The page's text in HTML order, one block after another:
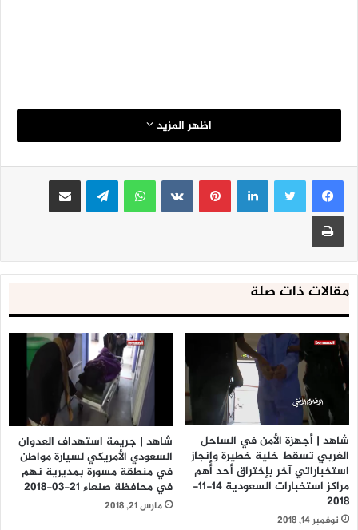
اظهر المزيد
لينكدإنبينتيريست واتساب تيلقرام مشاركة عبر البريد
طباعة
مقالات ذات صلة
شاهد | أجهزة الأمن في الساحل
الغربي تسقط خلية خطيرة وإنجاز
استخباراتي آخر بإختراق أحد أهم
مراكز استخبارات السعودية 14-11-
2018
نوفمبر 14, 2018
شاهد | جريمة استهداف العدوان
السعودي الأمريكي لسيارة مواطن
في منطقة مسورة بمديرية نهم
في محافظة صنعاء 21-03-2018
مارس 21, 2018